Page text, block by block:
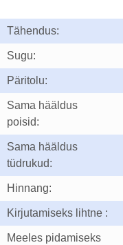
Tähendus:
Sugu:
Päritolu:
Sama hääldus
poisid:
Sama hääldus
tüdrukud:
Hinnang:
Kirjutamiseks lihtne :
Meeles pidamiseks